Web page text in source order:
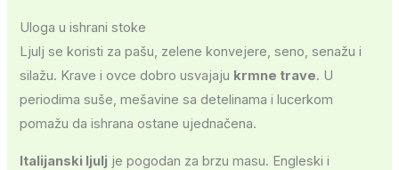
Uloga u ishrani stoke
Ljulj se koristi za pašu, zelene konvejere, seno, senažu i
silažu. Krave i ovce dobro usvajaju krmne trave. U
periodima suše, mešavine sa detelinama i lucerkom
pomažu da ishrana ostane ujednačena.
Italijanski ljulj je pogodan za brzu masu. Engleski i